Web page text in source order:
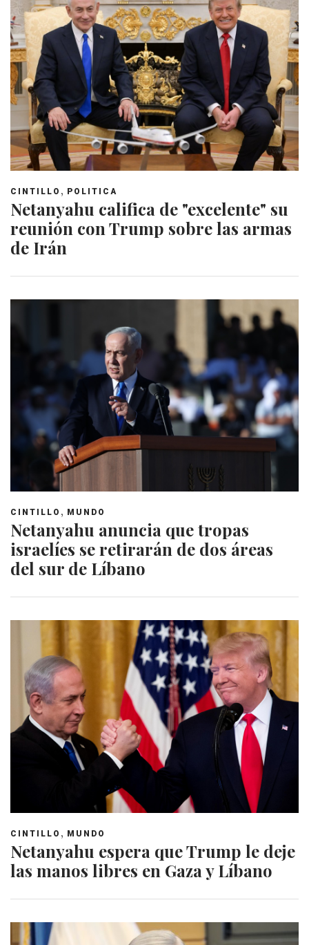
CINTILLO , POLITICA
Netanyahu califica de "excelente" su
reunión con Trump sobre las armas
de Irán
CINTILLO , MUNDO
Netanyahu anuncia que tropas
israelíes se retirarán de dos áreas
del sur de Líbano
CINTILLO , MUNDO
Netanyahu espera que Trump le deje
las manos libres en Gaza y Líbano